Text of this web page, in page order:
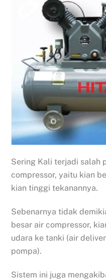
Sering Kali terjadi salah
compressor, yaitu kian
kian tinggi tekanannya.
Sebenarnya tidak
besar air compressor,
udara ke tanki (air
pompa).
Sistem ini juga